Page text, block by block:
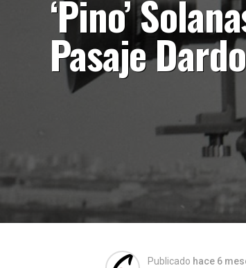
‘Pino’
Pasaje
Publicado hace 6